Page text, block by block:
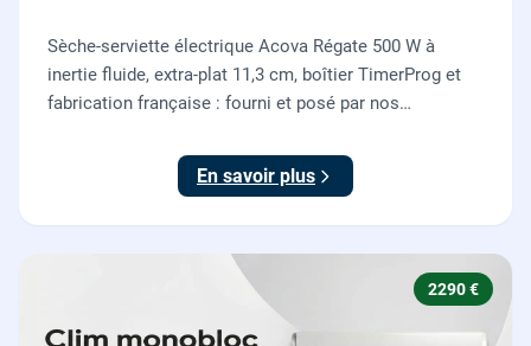
Sèche-serviette électrique Acova Régate 500 W à
inertie fluide, extra-plat 11,3 cm, boîtier TimerProg et
fabrication française : fourni et posé par nos
En savoir plus
2290 €